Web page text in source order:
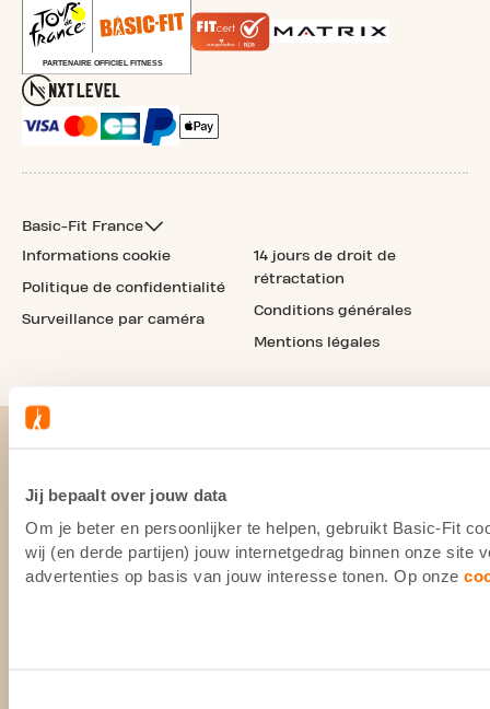
Jij bepaalt over jouw data
Om je beter en persoonlijker te helpen, gebruikt Basic-Fit
wij (en derde partijen) jouw internetgedrag binnen onze site
advertenties op basis van jouw interesse tonen. Op onze
Basic-Fit France
Informations cookie
Politique de confidentialité
Surveillance par caméra
14 jours de droit de
rétractation
Conditions générales
Mentions légales